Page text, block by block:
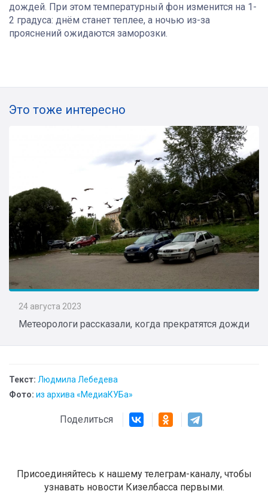
дождей. При этом температурный фон изменится на 1-
2 градуса: днём станет теплее, а ночью из-за
прояснений ожидаются заморозки.
Это тоже интересно
24 августа 2023
Метеорологи рассказали, когда прекратятся дожди
Текст: Людмила Лебедева
Фото: из архива «МедиаКУБа»
Поделиться
Присоединяйтесь к нашему телеграм-каналу, чтобы
узнавать новости Кизелбасса первыми.